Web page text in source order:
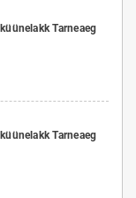
Tarneaeg
Tarneaeg